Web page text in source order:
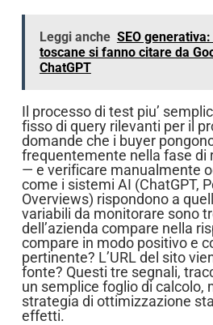
Leggi anche SEO
toscane si fanno citare da
ChatGPT
Il processo di test piu’
fisso di query rilevanti per il
domande che i buyer
frequentemente nella fase di
— e verificare manualmente
come i sistemi AI (ChatGPT,
Overviews) rispondono a
variabili da monitorare sono
dell’azienda compare nella
compare in modo positivo e
pertinente? L’URL del sito
fonte? Questi tre segnali,
un semplice foglio di calcolo,
strategia di ottimizzazione
effetti.